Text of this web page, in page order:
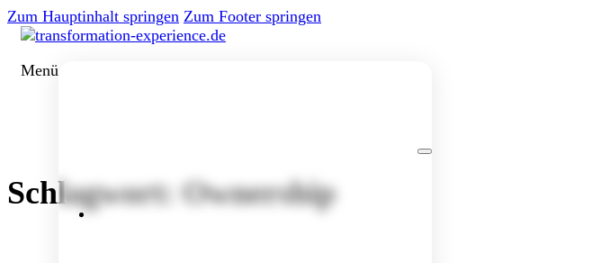
Zum Hauptinhalt springen Zum Footer springen
Menü
Schlagwort:Ownership